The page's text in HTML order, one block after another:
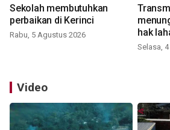
Sekolah membutuhkan
perbaikan di Kerinci
Rabu, 5 Agustus 2026
hak
Selasa,
Video